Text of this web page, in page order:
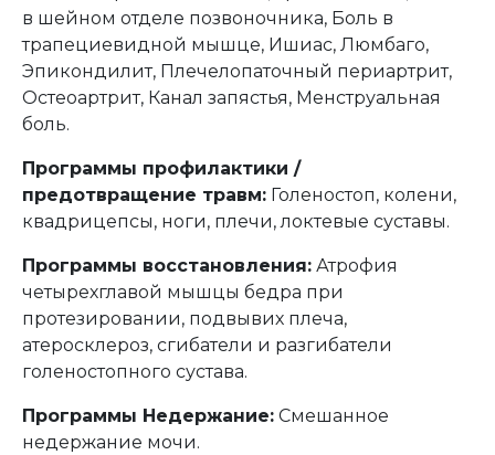
в шейном отделе позвоночника, Боль в
трапециевидной мышце, Ишиас, Люмбаго,
Эпикондилит, Плечелопаточный периартрит,
Остеоартрит, Канал запястья, Менструальная
боль.
Программы профилактики /
предотвращение травм: Голеностоп, колени,
квадрицепсы, ноги, плечи, локтевые суставы.
Программы восстановления: Атрофия
четырехглавой мышцы бедра при
протезировании, подвывих плеча,
атеросклероз, сгибатели и разгибатели
голеностопного сустава.
Программы Недержание: Смешанное
недержание мочи.